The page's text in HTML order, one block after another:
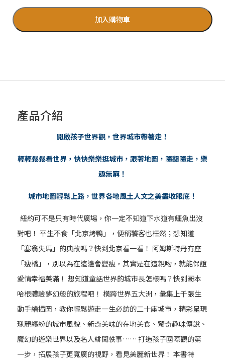
加入購物車
產品介紹
開啟孩子世界觀，世界城市帶著走！
輕輕鬆鬆看世界，快快樂樂逛城市，跟著地圖，隨翻隨走，樂
趣無窮！
城市地圖輕鬆上路，世界各地風土人文之美盡收眼底！
紐約可不是只有時代廣場，你一定不知道下水道有鱷魚出沒
對吧！ 平生不食「北京烤鴨」，便稱饕客也枉然；想知道
「塞翁失馬」的典故嗎？快到北京看一看！ 阿姆斯特丹有座
「瘦橋」，別以為在這邊會變瘦，其實是在這親吻，就能保證
愛情幸福美滿！ 想知道童話世界的城市長怎樣嗎？快到哥本
哈根體驗夢幻般的旅程吧！ 橫跨世界五大洲，彙集上千張生
動手繪插圖，教你輕鬆遊走一生必訪的二十座城市，精彩呈現
瑰麗繽紛的城市風貌、新奇美味的在地美食、驚奇趣味傳說、
魔幻的遊樂世界以及名人緋聞軼事…… 打造孩子國際觀的第
一步，拓展孩子更寬廣的視野，看見美麗新世界！ 本書特